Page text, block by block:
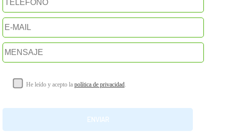
He leído y acepto la política de privacidad.